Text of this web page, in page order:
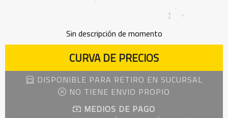
Sin descripción de momento
CURVA DE PRECIOS
DISPONIBLE PARA RETIRO EN SUCURSAL
NO TIENE ENVIO PROPIO
MEDIOS DE PAGO